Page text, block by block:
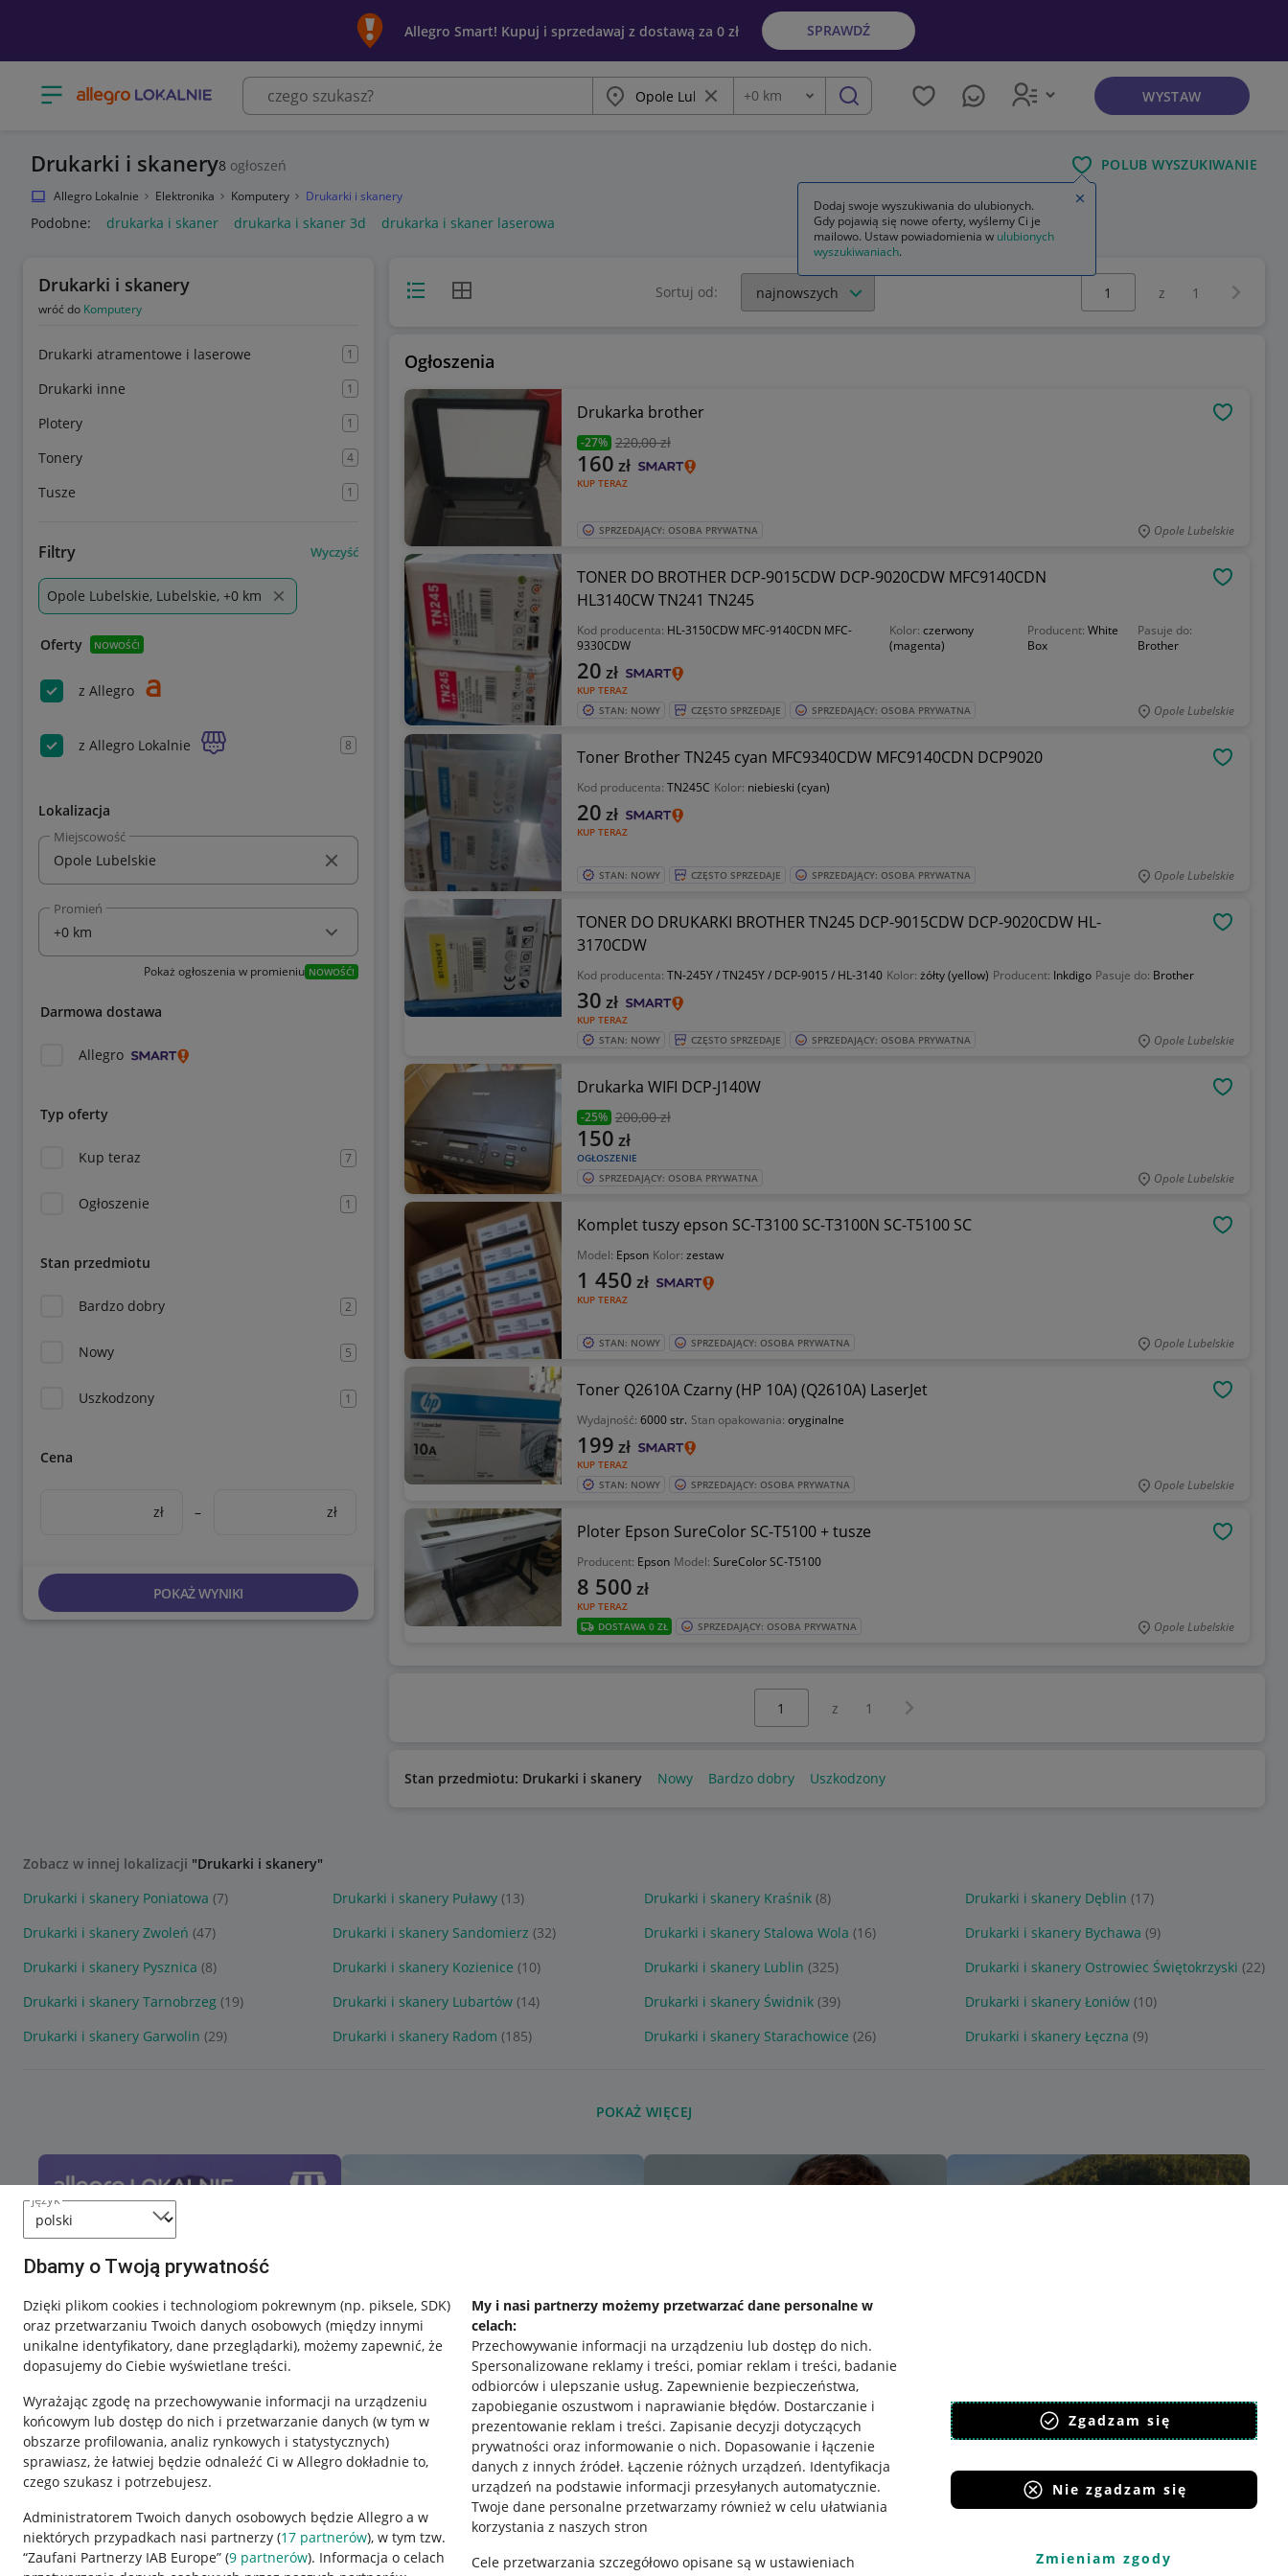
język
Dbamy o Twoją prywatność
Dzięki plikom cookies i technologiom pokrewnym (np. piksele, SDK)
oraz przetwarzaniu Twoich danych osobowych (między innymi
unikalne identyfikatory, dane przeglądarki), możemy zapewnić, że
dopasujemy do Ciebie wyświetlane treści.
Wyrażając zgodę na przechowywanie informacji na urządzeniu
końcowym lub dostęp do nich i przetwarzanie danych (w tym w
obszarze profilowania, analiz rynkowych i statystycznych)
sprawiasz, że łatwiej będzie odnaleźć Ci w Allegro dokładnie to,
czego szukasz i potrzebujesz.
Administratorem Twoich danych osobowych będzie Allegro a w
niektórych przypadkach nasi partnerzy (17 partnerów), w tym tzw.
“Zaufani Partnerzy IAB Europe” (9 partnerów). Informacja o celach
My i nasi partnerzy możemy przetwarzać dane personalne w
celach:
Przechowywanie informacji na urządzeniu lub dostęp do nich.
Spersonalizowane reklamy i treści, pomiar reklam i treści, badanie
odbiorców i ulepszanie usług. Zapewnienie bezpieczeństwa,
zapobieganie oszustwom i naprawianie błędów. Dostarczanie i
prezentowanie reklam i treści. Zapisanie decyzji dotyczących
prywatności oraz informowanie o nich. Dopasowanie i łączenie
danych z innych źródeł. Łączenie różnych urządzeń. Identyfikacja
urządzeń na podstawie informacji przesyłanych automatycznie.
Twoje dane personalne przetwarzamy również w celu ułatwiania
korzystania z naszych stron
Cele przetwarzania szczegółowo opisane są w ustawieniach
Zgadzam się
Nie zgadzam się
Zmieniam zgody
Allegro Smart! Kupuj i sprzedawaj z dostawą za 0 zł SPRAWDŹ
Otwórz menu z kategoriami Miasto Wyczyść frazę
Odległość
+0 km szukaj WYSTAW
Drukarki i skanery8 ogłoszeń POLUB WYSZUKIWANIE
Allegro Lokalnie Elektronika Komputery Drukarki i skanery
Podobne: drukarka i skaner drukarka i skaner 3d drukarka i skaner laserowa
Drukarki i skanery
wróć do Komputery
Drukarki atramentowe i laserowe 1
Drukarki inne 1
Plotery 1
Tonery 4
Tusze 1
Filtry Wyczyść
Opole Lubelskie, Lubelskie, +0 km
Oferty NOWOŚĆ!
z Allegro
z Allegro Lokalnie 8
Lokalizacja
Miejscowość
Promień
Pokaż ogłoszenia w promieniu NOWOŚĆ!
Darmowa dostawa
Allegro
Typ oferty
Kup teraz 7
Ogłoszenie 1
Stan przedmiotu
Bardzo dobry 2
Nowy 5
Uszkodzony 1
Cena
zł – zł
POKAŻ WYNIKI
Widok listyWidok siatki Sortuj od:
Wybierz stronę:
z 1
Ogłoszenia
Drukarka brother
-27% 220,00 zł
KUP TERAZ
160 zł
SPRZEDAJĄCY: OSOBA PRYWATNA Opole Lubelskie
TONER DO BROTHER DCP-9015CDW DCP-9020CDW MFC9140CDN
HL3140CW TN241 TN245
Kod producenta: HL-3150CDW MFC-9140CDN MFC-
9330CDW
Kolor: czerwony
(magenta)
Producent: White
Box
Pasuje do:
Brother
KUP TERAZ
20 zł
STAN: NOWY CZĘSTO SPRZEDAJE SPRZEDAJĄCY: OSOBA PRYWATNA Opole Lubelskie
Toner Brother TN245 cyan MFC9340CDW MFC9140CDN DCP9020
Kod producenta: TN245C Kolor: niebieski (cyan)
KUP TERAZ
20 zł
STAN: NOWY CZĘSTO SPRZEDAJE SPRZEDAJĄCY: OSOBA PRYWATNA Opole Lubelskie
TONER DO DRUKARKI BROTHER TN245 DCP-9015CDW DCP-9020CDW HL-
3170CDW
Kod producenta: TN-245Y / TN245Y / DCP-9015 / HL-3140 Kolor: żółty (yellow) Producent: Inkdigo Pasuje do: Brother
KUP TERAZ
30 zł
STAN: NOWY CZĘSTO SPRZEDAJE SPRZEDAJĄCY: OSOBA PRYWATNA Opole Lubelskie
Drukarka WIFI DCP-J140W
-25% 200,00 zł
OGŁOSZENIE
150 zł
SPRZEDAJĄCY: OSOBA PRYWATNA Opole Lubelskie
Komplet tuszy epson SC-T3100 SC-T3100N SC-T5100 SC
Model: Epson Kolor: zestaw
KUP TERAZ
1 450 zł
STAN: NOWY SPRZEDAJĄCY: OSOBA PRYWATNA Opole Lubelskie
Toner Q2610A Czarny (HP 10A) (Q2610A) LaserJet
Wydajność: 6000 str. Stan opakowania: oryginalne
KUP TERAZ
199 zł
STAN: NOWY SPRZEDAJĄCY: OSOBA PRYWATNA Opole Lubelskie
Ploter Epson SureColor SC-T5100 + tusze
Producent: Epson Model: SureColor SC-T5100
KUP TERAZ
8 500 zł
DOSTAWA 0 ZŁ SPRZEDAJĄCY: OSOBA PRYWATNA Opole Lubelskie
z 1 Następna strona
Stan przedmiotu: Drukarki i skanery Nowy Bardzo dobry Uszkodzony
Zobacz w innej lokalizacji "Drukarki i skanery"
Drukarki i skanery Poniatowa (7) Drukarki i skanery Puławy (13) Drukarki i skanery Kraśnik (8) Drukarki i skanery Dęblin (17)
Drukarki i skanery Zwoleń (47) Drukarki i skanery Sandomierz (32) Drukarki i skanery Stalowa Wola (16) Drukarki i skanery Bychawa (9)
Drukarki i skanery Pysznica (8) Drukarki i skanery Kozienice (10) Drukarki i skanery Lublin (325) Drukarki i skanery Ostrowiec Świętokrzyski (22)
Drukarki i skanery Tarnobrzeg (19) Drukarki i skanery Lubartów (14) Drukarki i skanery Świdnik (39) Drukarki i skanery Łoniów (10)
Drukarki i skanery Garwolin (29) Drukarki i skanery Radom (185) Drukarki i skanery Starachowice (26) Drukarki i skanery Łęczna (9)
POKAŻ WIĘCEJ
Przydatne informacje
Jak to działa
Regulamin
Pobierz aplikację
Dodaj swoje wyszukiwania do ulubionych.
Gdy pojawią się nowe oferty, wyślemy Ci je
mailowo. Ustaw powiadomienia w ulubionych
wyszukiwaniach.
Zamknij wskazówkę